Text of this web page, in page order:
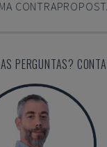
PERGUNTAS?